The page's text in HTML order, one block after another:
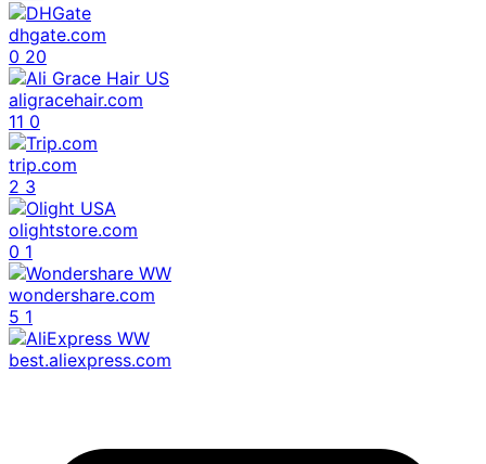
dhgate.com
0 20
aligracehair.com
11 0
trip.com
2 3
olightstore.com
0 1
wondershare.com
5 1
best.aliexpress.com